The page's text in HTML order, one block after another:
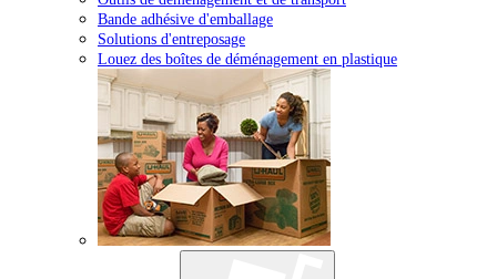
Bande adhésive d'emballage
Solutions d'entreposage
Louez des boîtes de déménagement en plastique